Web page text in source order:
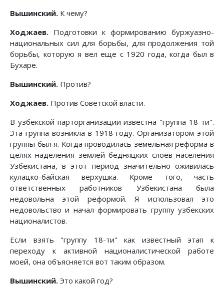
Вышинский. К чему?
Ходжаев. Подготовки к формированию буржуазно-
национальных сил для борьбы, для продолжения той
борьбы, которую я вел еще с 1920 года, когда был в
Бухаре.
Вышинский. Против?
Ходжаев. Против Советской власти.
В узбекской парторганизации известна "группа 18-ти".
Эта группа возникла в 1918 году. Организатором этой
группы был я. Когда проводилась земельная реформа в
целях наделения землей бедняцких слоев населения
Узбекистана, в этот период значительно оживилась
кулацко-байская верхушка. Кроме того, часть
ответственных работников Узбекистана была
недовольна этой реформой. Я использовал это
недовольство и начал формировать группу узбекских
националистов.
Если взять "группу 18-ти" как известный этап к
переходу к активной националистической работе
моей, она объясняется вот таким образом.
Вышинский. Это какой год?